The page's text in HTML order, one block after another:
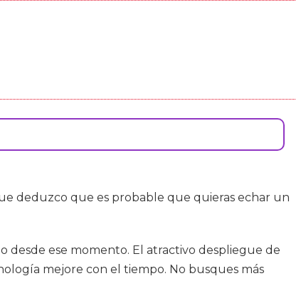
deduzco que es probable que quieras echar un
desde ese momento. El atractivo despliegue de
mejore con el tiempo. No busques más